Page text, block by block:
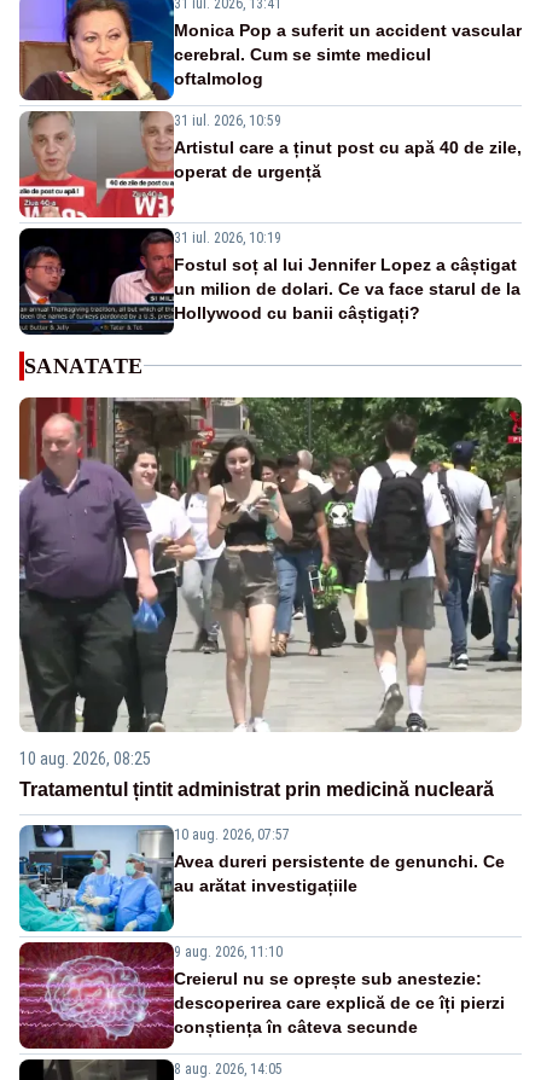
Monica Pop a suferit un accident vascular
cerebral. Cum se simte medicul
oftalmolog
31 iul. 2026, 10:59
Artistul care a ținut post cu apă 40 de zile,
operat de urgență
31 iul. 2026, 10:19
Fostul soț al lui Jennifer Lopez a câștigat
un milion de dolari. Ce va face starul de la
Hollywood cu banii câștigați?
SANATATE
10 aug. 2026, 08:25
Tratamentul țintit administrat prin medicină nucleară
10 aug. 2026, 07:57
Avea dureri persistente de genunchi. Ce
au arătat investigațiile
9 aug. 2026, 11:10
Creierul nu se oprește sub anestezie:
descoperirea care explică de ce îți pierzi
conștiența în câteva secunde
8 aug. 2026, 14:05